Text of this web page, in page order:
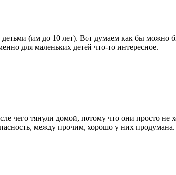
(им до 10 лет). Вот думаем как бы можно
для маленьких детей что-то интересное.
чего тянули домой, потому что они просто не
между прочим, хорошо у них продумана.